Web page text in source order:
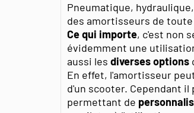
Pneumatique,
des amortisseurs de
Ce qui importe, c'est non
évidemment une
aussi les diverses options
En effet, l'amortisseur
d'un scooter. Cependant
permettant de